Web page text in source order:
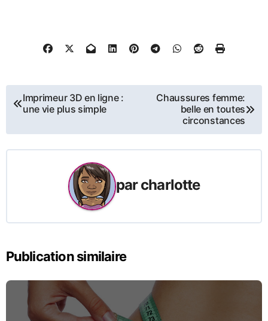
Navigation
l’article
Imprimeur 3D en ligne :
une vie plus simple
Chaussures femme:
belle en toutes
circonstances
parcharlotte
Publication similaire